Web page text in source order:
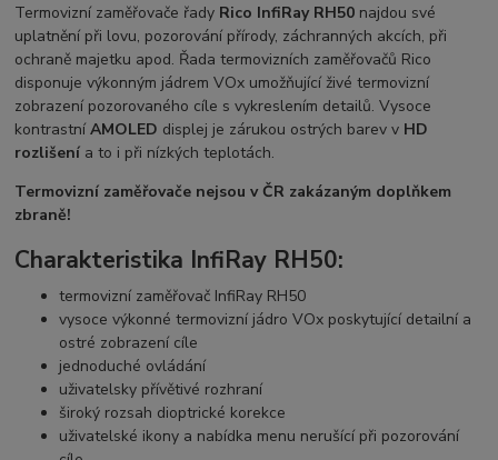
Termovizní zaměřovače řady Rico InfiRay RH50 najdou své
uplatnění při lovu, pozorování přírody, záchranných akcích, při
ochraně majetku apod. Řada termovizních zaměřovačů Rico
disponuje výkonným jádrem VOx umožňující živé termovizní
zobrazení pozorovaného cíle s vykreslením detailů. Vysoce
kontrastníAMOLED displej je zárukou ostrých barev v HD
rozlišení a to i při nízkých teplotách.
Termovizní zaměřovače nejsou v ČR zakázaným doplňkem
zbraně!
Charakteristika InfiRay RH50:
termovizní zaměřovač InfiRay RH50
vysoce výkonné termovizní jádro VOx poskytující detailní a
ostré zobrazení cíle
jednoduché ovládání
uživatelsky přívětivé rozhraní
široký rozsah dioptrické korekce
uživatelské ikony a nabídka menu nerušící při pozorování